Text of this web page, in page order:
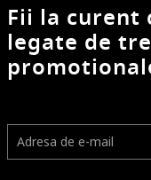
Fii la
legate de